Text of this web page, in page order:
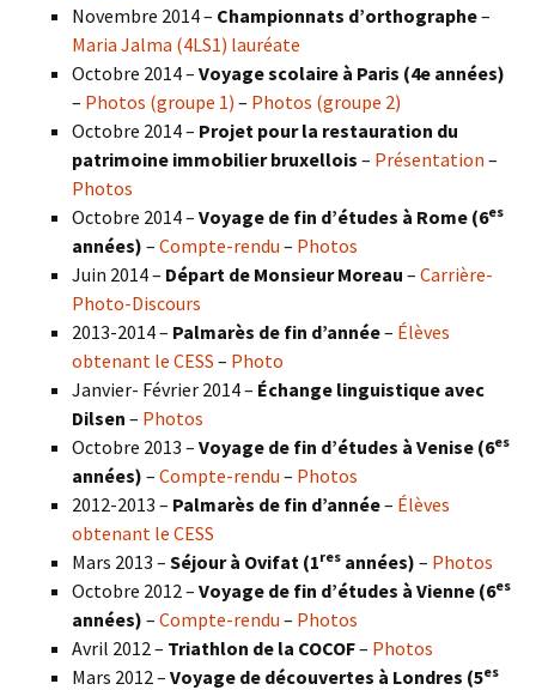
Novembre 2014 – Championnats d’orthographe–
Maria Jalma (4LS1) lauréate
Octobre 2014 – Voyage scolaire à Paris (4e années)
– Photos (groupe 1) – Photos (groupe 2)
Octobre 2014 – Projet pour la restauration du
patrimoine immobilier bruxellois – Présentation –
Photos
Octobre 2014 – Voyage de fin d’études à Rome (6es
années) – Compte-rendu – Photos
Juin 2014 – Départ de Monsieur Moreau – Carrière-
Photo-Discours
2013-2014 – Palmarès de fin d’année– Élèves
obtenant le CESS – Photo
Janvier- Février 2014 – Échange linguistique avec
Dilsen – Photos
Octobre 2013 – Voyage de fin d’études à Venise (6es
années) – Compte-rendu – Photos
2012-2013 – Palmarès de fin d’année– Élèves
obtenant le CESS
Mars 2013 – Séjour à Ovifat (1res années) – Photos
Octobre 2012 – Voyage de fin d’études à Vienne (6es
années) – Compte-rendu – Photos
Avril 2012 – Triathlon de la COCOF– Photos
Mars 2012 – Voyage de découvertes à Londres (5es